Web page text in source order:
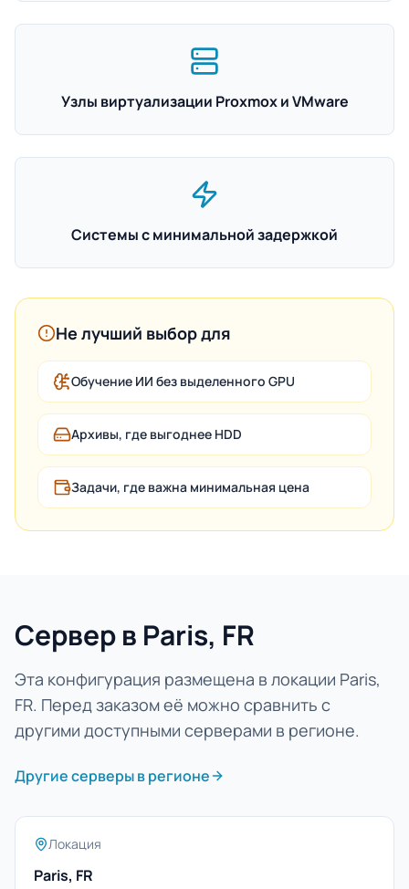
Узлы виртуализации Proxmox и VMware
Системы с минимальной задержкой
Не лучший выбор для
Обучение ИИ без выделенного GPU
Архивы, где выгоднее HDD
Задачи, где важна минимальная цена
Сервер в Paris, FR
Эта конфигурация размещена в локации Paris,
FR. Перед заказом её можно сравнить с
другими доступными серверами в регионе.
Другие серверы в регионе
Локация
Paris, FR